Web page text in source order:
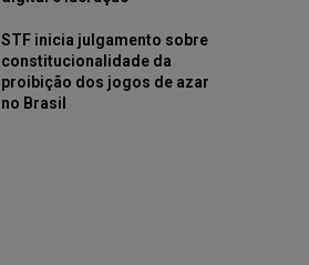
STF inicia julgamento sobre
constitucionalidade da
proibição dos jogos de azar
no Brasil